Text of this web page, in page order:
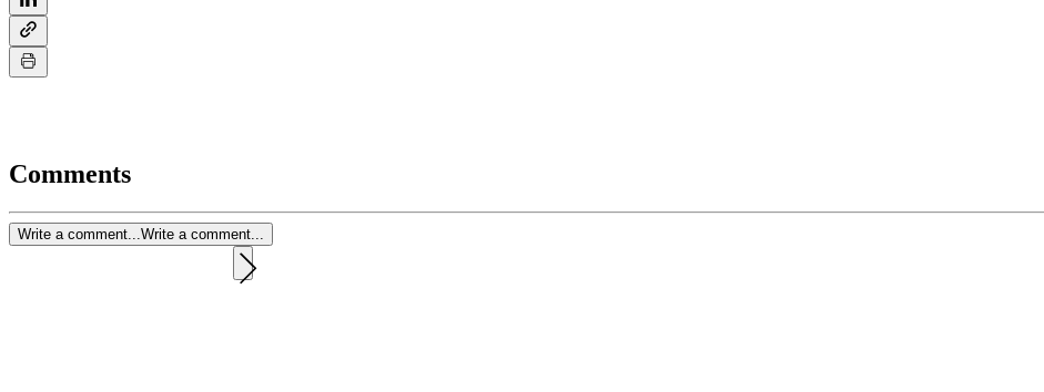
Comments
Write a comment...Write a comment...